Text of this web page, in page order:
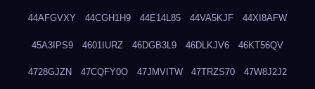
44AFGVXY 44CGH1H9 44E14L85 44VA5KJF 44XI8AFW
45A3IPS9 4601IURZ 46DGB3L9 46DLKJV6 46KT56QV
4728GJZN 47CQFY0O 47JMVITW 47TRZS70 47W8J2J2